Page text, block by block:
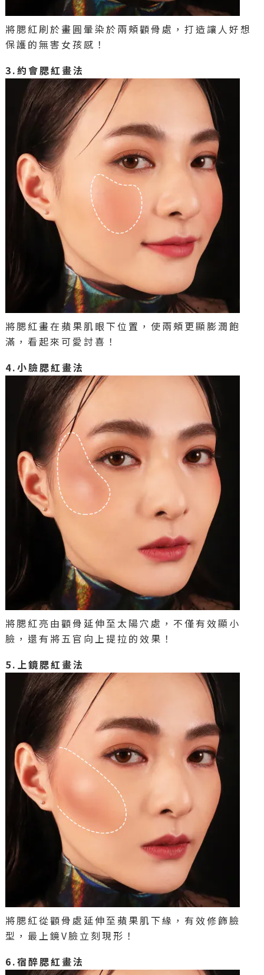
將腮紅刷於畫圓暈染於兩頰顴骨處，打造讓人好想
保護的無害女孩感！
3.約會腮紅畫法
將腮紅畫在蘋果肌眼下位置，使兩頰更顯膨潤飽
滿，看起來可愛討喜！
4.小臉腮紅畫法
將腮紅亮由顴骨延伸至太陽穴處，不僅有效顯小
臉，還有將五官向上提拉的效果！
5.上鏡腮紅畫法
將腮紅從顴骨處延伸至蘋果肌下緣，有效修飾臉
型，最上鏡V臉立刻現形！
6.宿醉腮紅畫法